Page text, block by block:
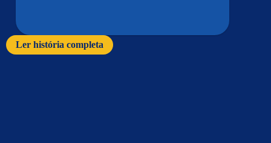
Ler história completa